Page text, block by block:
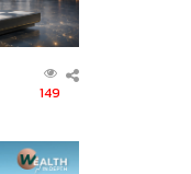
149